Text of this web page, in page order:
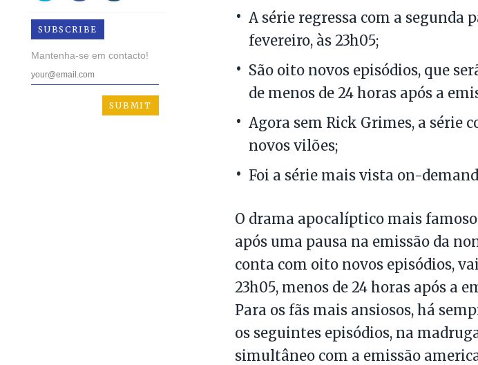
SUBSCRIBE
Mantenha-se em contacto!
A série regressa com a segunda
fevereiro, às 23h05;
São oito novos episódios, que
de menos de 24 horas após a
Agora sem Rick Grimes, a série
novos vilões;
Foi a série mais vista on-
O drama apocalíptico mais
após uma pausa na emissão da
conta com oito novos episódios,
23h05, menos de 24 horas após a
Para os fãs mais ansiosos, há
os seguintes episódios, na
simultâneo com a emissão